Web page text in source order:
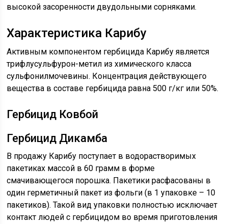
высокой засоренности двудольными сорняками.
Характеристика Карибу
Активным компонентом гербицида Карибу является
трифлусульфурон-метил из химического класса
сульфонилмочевины. Концентрация действующего
вещества в составе гербицида равна 500 г/кг или 50%.
Гербицид Ковбой
Гербицид Дикамба
В продажу Карибу поступает в водорастворимых
пакетиках массой в 60 грамм в форме
смачивающегося порошка. Пакетики расфасованы в
один герметичный пакет из фольги (в 1 упаковке – 10
пакетиков). Такой вид упаковки полностью исключает
контакт людей с гербицидом во время приготовления